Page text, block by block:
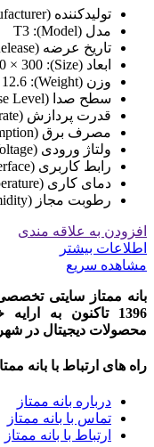
تولیدکننده (Manufacturer): Fluminer
مدل (Model): T3
تاریخ عرضه (Release): سپتامبر 2025
ابعاد (Size): 450 × 140 × 300 میلی‌متر
وزن (Weight): 12.6 کیلوگرم
سطح صدا (Noise Level): 50 دسی‌بل (نسبتاً کم‌صدا)
قدرت پردازش (Hashrate): 115Th/s
مصرف برق (Power Consumption): 1700 وات
ولتاژ ورودی (Voltage): 110 – 240 ولت
رابط کاربری (Interface): Ethernet
دمای کاری (Temperature): 5 تا 45 درجه سانتی‌گراد
رطوبت مجاز (Humidity): 5 تا 95 درصد
افزودن به علاقه مندی
اطلاعات بیشتر
مشاهده سریع
1396 تاکنون به
محصولات دیجیتال در
راه های ارتباط با بانه
درباره بانه ممتاز
تماس با بانه ممتاز
ارتباط با بانه ممتاز